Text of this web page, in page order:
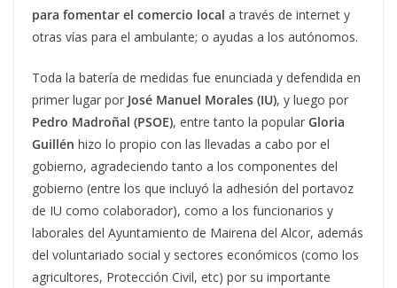
para fomentar el comercio local a través de internet y
otras vías para el ambulante; o ayudas a los autónomos.
Toda la batería de medidas fue enunciada y defendida en
primer lugar por José Manuel Morales (IU), y luego por
Pedro Madroñal (PSOE), entre tanto la popular Gloria
Guillén hizo lo propio con las llevadas a cabo por el
gobierno, agradeciendo tanto a los componentes del
gobierno (entre los que incluyó la adhesión del portavoz
de IU como colaborador), como a los funcionarios y
laborales del Ayuntamiento de Mairena del Alcor, además
del voluntariado social y sectores económicos (como los
agricultores, Protección Civil, etc) por su importante